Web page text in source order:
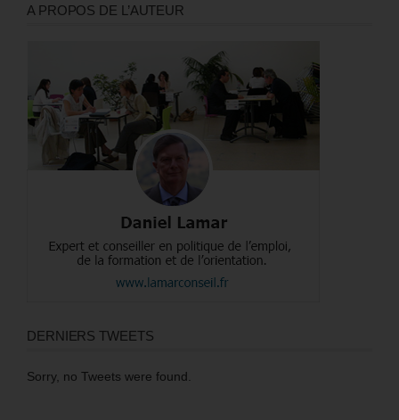
A PROPOS DE L’AUTEUR
DERNIERS TWEETS
Sorry, no Tweets were found.